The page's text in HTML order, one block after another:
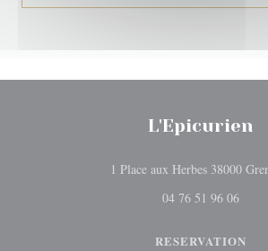
L'Epicurien
1 Place aux Herbes 38000
04 76 51 96 06
RESERVATION